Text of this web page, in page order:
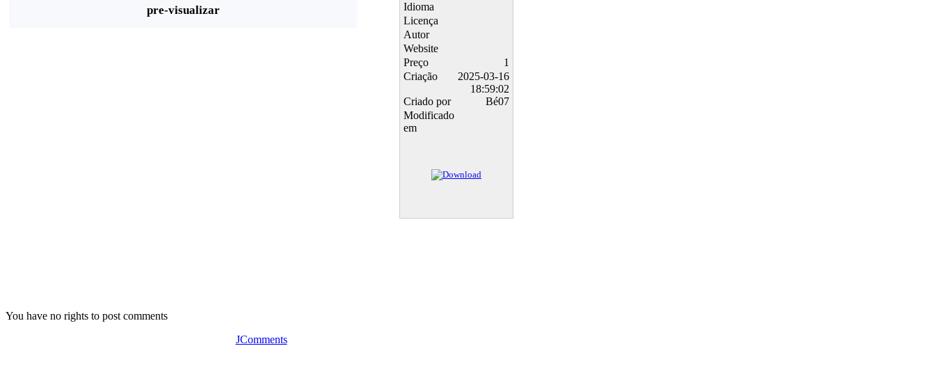
pre-visualizar
Idioma
Licença
Autor
Website
Preço
1
Criação
2025-03-16
18:59:02
Criado por
Bé07
Modificado
em
You have no rights to post comments
JComments